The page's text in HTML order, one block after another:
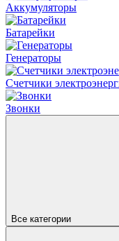
Аккумуляторы
Батарейки
Генераторы
Счетчики
Звонки
Все категории